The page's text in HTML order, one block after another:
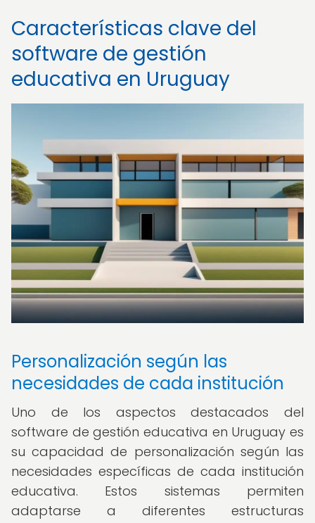
Características clave del
software de gestión
educativa en Uruguay
Personalización según las
necesidades de cada institución
Uno de los aspectos destacados del
software de gestión educativa en Uruguay es
su capacidad de personalización según las
necesidades específicas de cada institución
educativa. Estos sistemas permiten
adaptarse a diferentes estructuras